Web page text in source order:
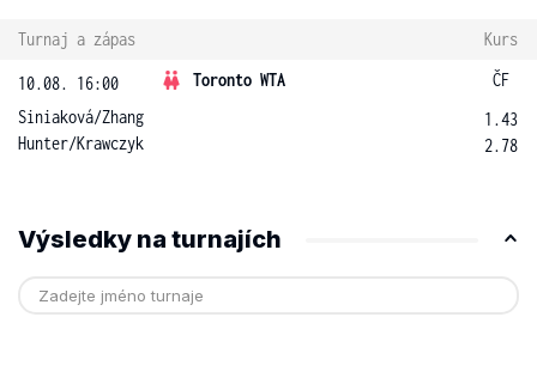
Turnaj a zápas Kurs
10.08. 16:00 Toronto WTA
ČF
Siniaková/Zhang
Hunter/Krawczyk
1.43
2.78
Výsledky na turnajích